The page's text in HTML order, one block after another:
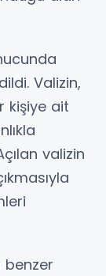
Valizin,
kişiye ait
valizin
benzer